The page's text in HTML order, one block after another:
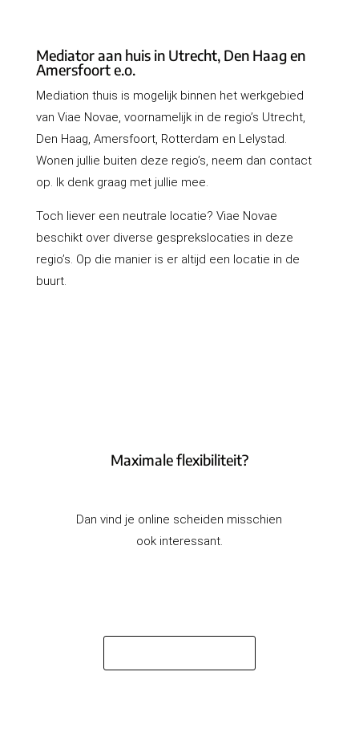
Mediator aan huis in Utrecht, Den Haag en
Amersfoort e.o.
Mediation thuis is mogelijk binnen het werkgebied
van Viae Novae, voornamelijk in de regio’s Utrecht,
Den Haag, Amersfoort, Rotterdam en Lelystad.
Wonen jullie buiten deze regio’s, neem dan contact
op. Ik denk graag met jullie mee.
Toch liever een neutrale locatie? Viae Novae
beschikt over diverse gesprekslocaties in deze
regio’s. Op die manier is er altijd een locatie in de
buurt.
Maximale flexibiliteit?
Dan vind je online scheiden misschien
ook interessant.